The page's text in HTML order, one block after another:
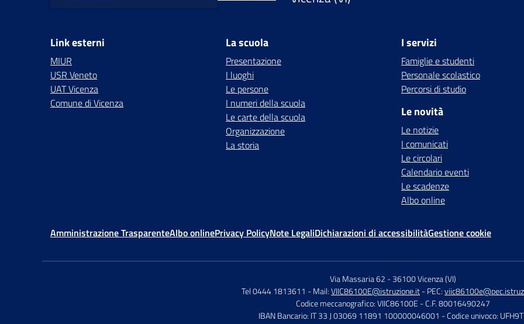
Link esterni
MIUR
USR Veneto
UAT Vicenza
Comune di Vicenza
La scuola
Presentazione
I luoghi
Le persone
I numeri della scuola
Le carte della scuola
Organizzazione
La storia
I servizi
Famiglie e studenti
Personale scolastico
Percorsi di studio
Le novità
Le notizie
I comunicati
Le circolari
Calendario eventi
Le scadenze
Albo online
Amministrazione TrasparenteAlbo onlinePrivacy PolicyNote LegaliDichiarazioni di accessibilitàGestione cookie
Via Massaria 62 -36100 Vicenza (VI)
Tel 0444 1813611 - Mail:VIIC86100E@istruzione.it- PEC:
Codice meccanografico: VIIC86100E - C.F. 80016490247
IBAN Bancario: IT 33 J 03069 11891 100000046001 - Codice univoco: